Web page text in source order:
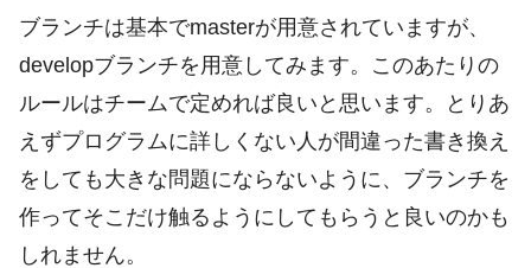
ブランチは基本でmasterが用意されていますが、
developブランチを用意してみます。このあたりの
ルールはチームで定めれば良いと思います。とりあ
えずプログラムに詳しくない人が間違った書き換え
をしても大きな問題にならないように、ブランチを
作ってそこだけ触るようにしてもらうと良いのかも
しれません。